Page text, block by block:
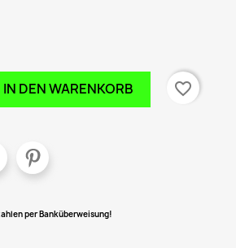
IN DEN WARENKORB favorite_border
per Banküberweisung!